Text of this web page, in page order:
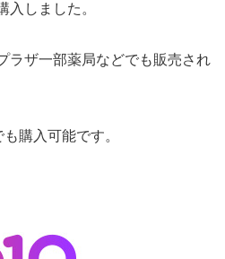
入しました。
ラザ一部薬局などでも販売され
購入可能です。